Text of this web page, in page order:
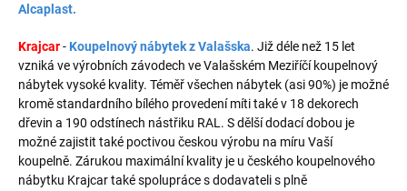
Alcaplast.
Krajcar- Koupelnový nábytek z Valašska. Již déle než 15 let
vzniká ve výrobních závodech ve Valašském Meziříčí koupelnový
nábytek vysoké kvality. Téměř všechen nábytek (asi 90%) je možné
kromě standardního bílého provedení míti také v 18 dekorech
dřevin a 190 odstínech nástřiku RAL. S dělší dodací dobou je
možné zajistit také poctivou českou výrobu na míru Vaší
koupelně. Zárukou maximální kvality je u českého koupelnového
nábytku Krajcar také spolupráce s dodavateli s plně